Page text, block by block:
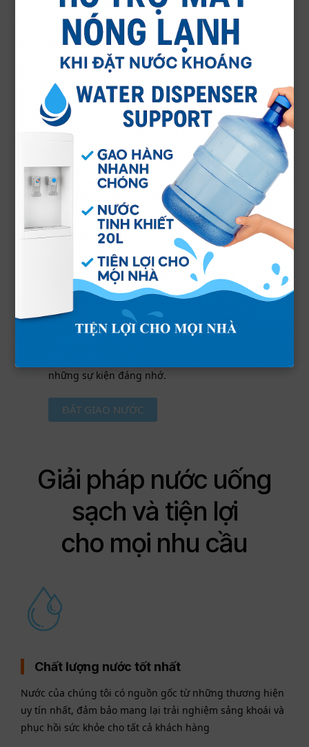
Giao nước uống số lượng
lớn cho sự kiện
Giải khát cho đám đông tại sự kiện
của bạn với đối tác cung cấp nước
hoàn hảo: Minh Anh Water cung cấp
nước uống từ những cuộc đua tốc độ
cao như Grand Prix và Moto GP đến
Triển lãm Hàng không Avalon đầy
phấn khích, và những lễ hội sôi động
tại Rising Festival, Flemington và
Moonee Valley, chúng tôi luôn là đối
những sự kiện đáng nhớ.
ĐẶT GIAO NƯỚC
Giải pháp nước uống
sạch và tiện lợi
cho mọi nhu cầu
Chất lượng nước tốt nhất
Nước của chúng tôi có nguồn gốc từ những thương hiện
uy tín nhất, đảm bảo mang lại trải nghiệm sảng khoái và
phục hồi sức khỏe cho tất cả khách hàng